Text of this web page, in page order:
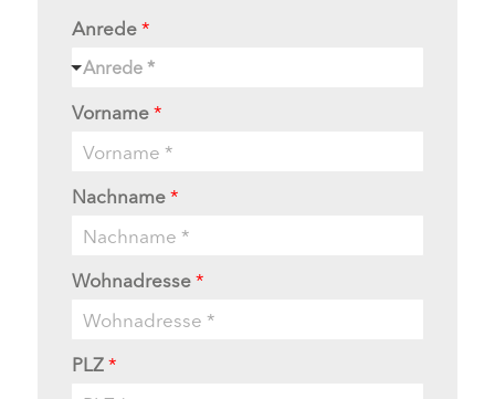
Anrede*
Anrede *
Vorname*
Nachname*
Wohnadresse*
PLZ*